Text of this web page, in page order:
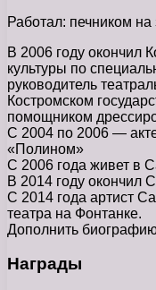
Работал: печником
В 2006 году окончил
культуры по
руководитель
Костромском
помощником
С 2004 по 2006 —
«Полином»
С 2006 года живет в
В 2014 году окончил
С 2014 года артист
театра на Фонтанке.
Дополнить
Награды